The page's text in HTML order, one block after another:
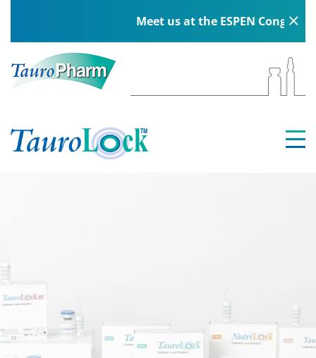
Meet us at the ESPEN Congress